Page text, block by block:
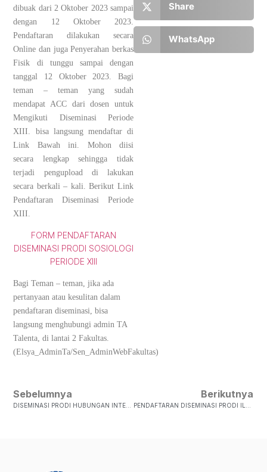
dibuak dari 2 Oktober 2023 sampai
dengan 12 Oktober 2023.
Pendaftaran dilakukan secara
Online dan juga Penyerahan berkas
Fisik di tunggu sampai dengan
tanggal 12 Oktober 2023. Bagi
teman – teman yang sudah
mendapat ACC dari dosen untuk
Mengikuti Diseminasi Periode
XIII. bisa langsung mendaftar di
Link Bawah ini. Mohon diisi
secara lengkap sehingga tidak
terjadi pengupload di lakukan
secara berkali – kali. Berikut Link
Pendaftaran Diseminasi Periode
XIII.
FORM PENDAFTARAN
DISEMINASI PRODI SOSIOLOGI
PERIODE XIII
Bagi Teman – teman, jika ada
pertanyaan atau kesulitan dalam
pendaftaran diseminasi, bisa
langsung menghubungi admin TA
Talenta, di lantai 2 Fakultas.
(Elsya_AdminTa/Sen_AdminWebFakultas)
Share
WhatsApp
Sebelumnya Berikutnya